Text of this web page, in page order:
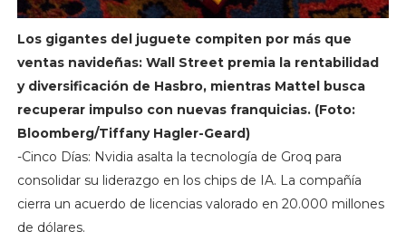
Los gigantes del juguete compiten por más que
ventas navideñas: Wall Street premia la rentabilidad
y diversificación de Hasbro, mientras Mattel busca
recuperar impulso con nuevas franquicias. (Foto:
Bloomberg/Tiffany Hagler-Geard)
-Cinco Días: Nvidia asalta la tecnología de Groq para
consolidar su liderazgo en los chips de IA. La compañía
cierra un acuerdo de licencias valorado en 20.000 millones
de dólares.